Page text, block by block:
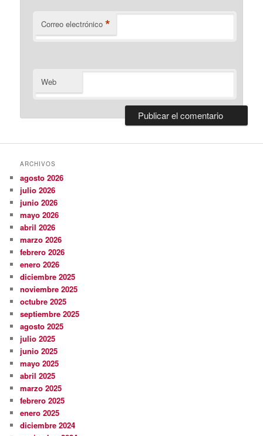
Correo electrónico *
Web
ARCHIVOS
agosto 2026
julio 2026
junio 2026
mayo 2026
abril 2026
marzo 2026
febrero 2026
enero 2026
diciembre 2025
noviembre 2025
octubre 2025
septiembre 2025
agosto 2025
julio 2025
junio 2025
mayo 2025
abril 2025
marzo 2025
febrero 2025
enero 2025
diciembre 2024